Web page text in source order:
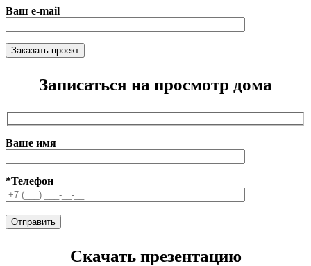
Ваш e-mail
Записаться на просмотр дома
Ваше имя
*Телефон
Скачать презентацию